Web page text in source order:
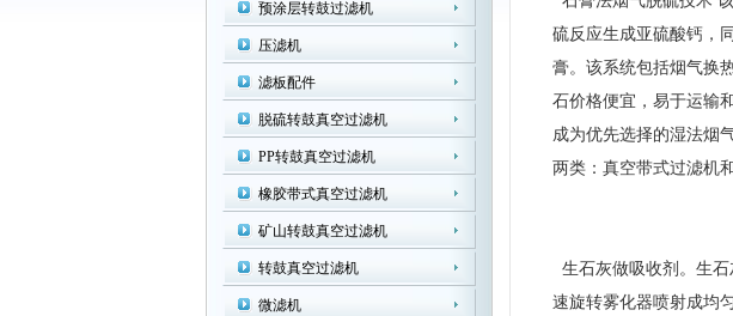
预涂层转鼓过滤机
压滤机
滤板配件
脱硫转鼓真空过滤机
PP转鼓真空过滤机
橡胶带式真空过滤机
矿山转鼓真空过滤机
转鼓真空过滤机
微滤机
硫反应生成亚硫酸钙，
膏。该系统包括烟气换
石价格便宜，易于运输
成为优先选择的湿法烟
两类：真空带式过滤机
生石灰做吸收剂。生
速旋转雾化器喷射成均